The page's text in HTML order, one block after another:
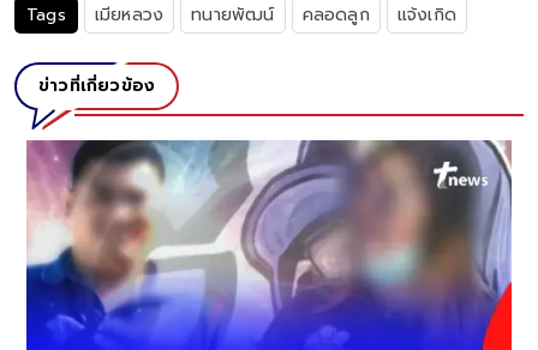
Tags เมียหลวง ทนายพัฒน์ คลอดลูก แจ้งเกิด
ข่าวที่เกี่ยวข้อง